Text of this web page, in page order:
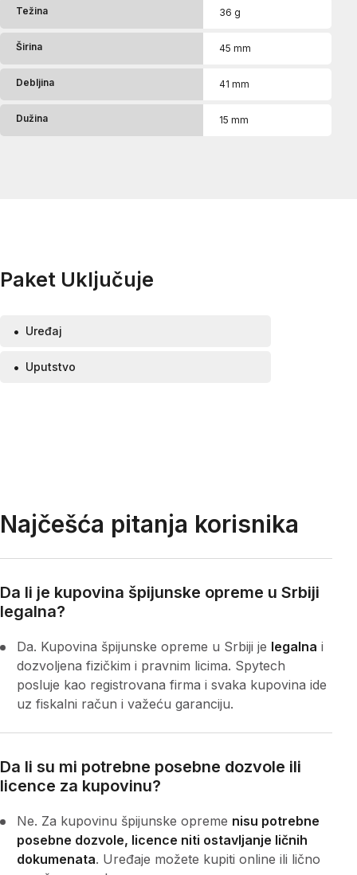
Težina 36 g
Širina 45 mm
Debljina 41 mm
Dužina 15 mm
Paket Uključuje
Uređaj
Uputstvo
Najčešća pitanja korisnika
Da li je kupovina špijunske opreme u Srbiji
legalna?
Da. Kupovina špijunske opreme u Srbiji je legalna i
dozvoljena fizičkim i pravnim licima. Spytech
posluje kao registrovana firma i svaka kupovina ide
uz fiskalni račun i važeću garanciju.
Da li su mi potrebne posebne dozvole ili
licence za kupovinu?
Ne. Za kupovinu špijunske opreme nisu potrebne
posebne dozvole, licence niti ostavljanje ličnih
dokumenata. Uređaje možete kupiti online ili lično